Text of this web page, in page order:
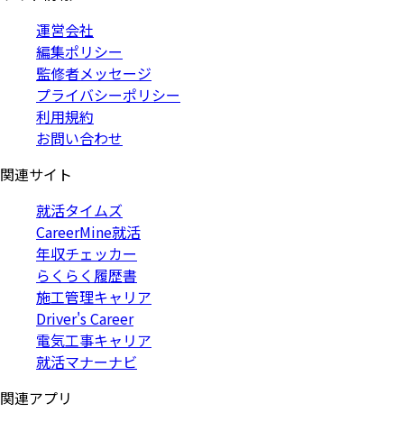
運営会社
編集ポリシー
監修者メッセージ
プライバシーポリシー
利用規約
お問い合わせ
関連サイト
就活タイムズ
CareerMine就活
年収チェッカー
らくらく履歴書
施工管理キャリア
Driver's Career
電気工事キャリア
就活マナーナビ
関連アプリ